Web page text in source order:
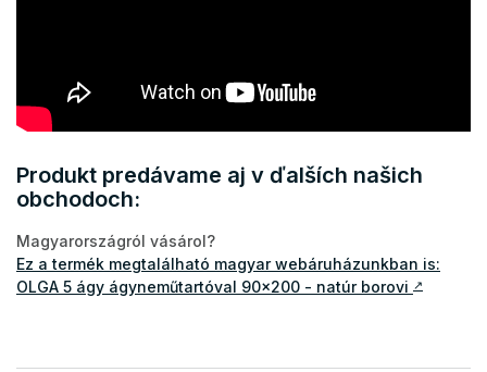
Produkt predávame aj v ďalších našich
obchodoch:
Magyarországról vásárol?
Ez a termék megtalálható magyar webáruházunkban is:
OLGA 5 ágy ágyneműtartóval 90x200 - natúr borovi ↗